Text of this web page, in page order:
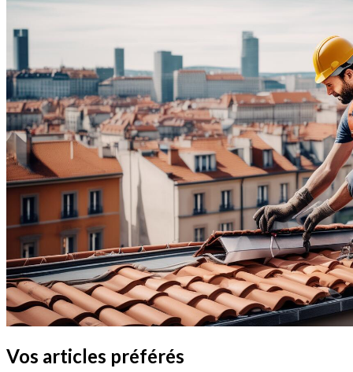
Vos articles préférés